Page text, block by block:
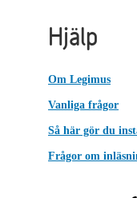
Hjälp
Om Legimus
Vanliga frågor
Så här gör du
Frågor om